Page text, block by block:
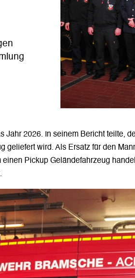
Jahr 2026. In seinem Bericht teilte,
geliefert wird. Als Ersatz für den
Pickup Geländefahrzeug